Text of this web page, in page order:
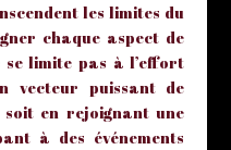
les limites du
chaque aspect de
limite pas à l’effort
vecteur puissant de
soit en rejoignant une
à des événements